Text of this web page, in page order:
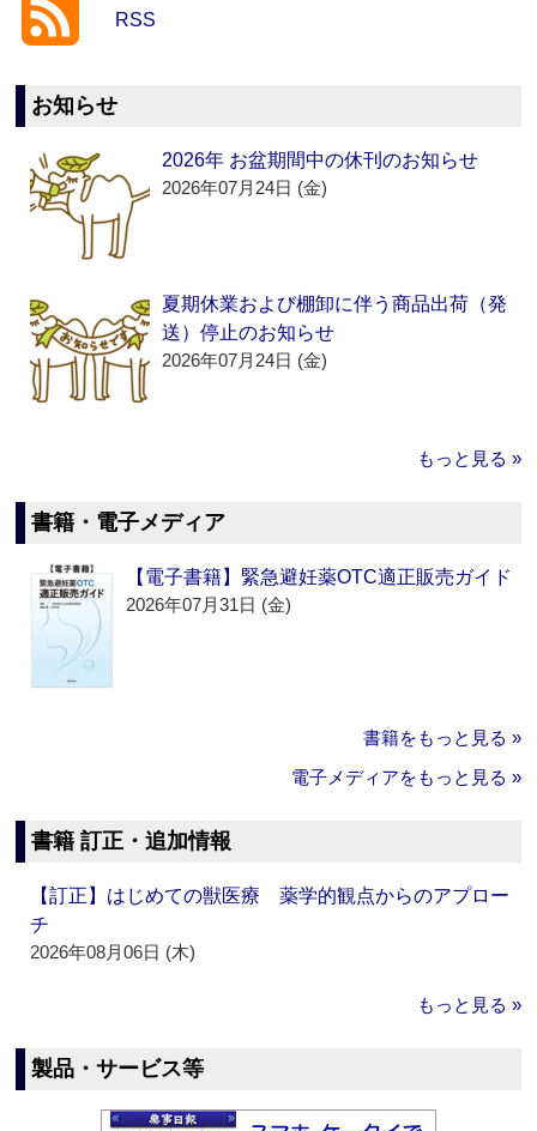
RSS
お知らせ
2026年 お盆期間中の休刊のお知らせ
2026年07月24日 (金)
夏期休業および棚卸に伴う商品出荷（発
送）停止のお知らせ
2026年07月24日 (金)
もっと見る »
書籍・電子メディア
【電子書籍】緊急避妊薬OTC適正販売ガイド
2026年07月31日 (金)
書籍をもっと見る »
電子メディアをもっと見る »
書籍 訂正・追加情報
【訂正】はじめての獣医療 薬学的観点からのアプロー
チ
2026年08月06日 (木)
もっと見る »
製品・サービス等